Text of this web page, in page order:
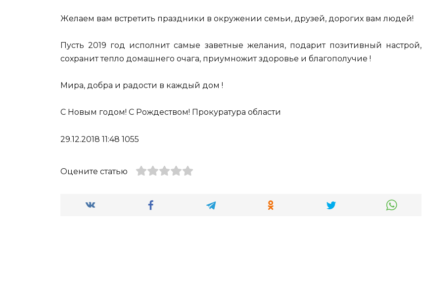
Желаем вам встретить праздники в окружении семьи, друзей, дорогих вам людей!
Пусть 2019 год исполнит самые заветные желания, подарит позитивный настрой,
сохранит тепло домашнего очага, приумножит здоровье и благополучие !
Мира, добра и радости в каждый дом !
С Новым годом! С Рождеством! Прокуратура области
29.12.2018 11:48 1055
Оцените статью